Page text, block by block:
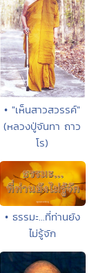
• "เห็นสาวสวรรค์"
(หลวงปู่จันทา ถาว
โร)
• ธรรมะ...ที่ท่านยัง
ไม่รู้จัก